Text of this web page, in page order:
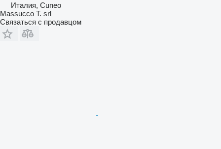
Италия, Cuneo
Massucco T. srl
Связаться с продавцом